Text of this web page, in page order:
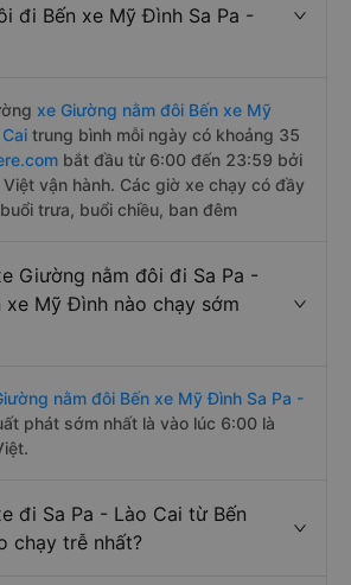
đi Bến xe Mỹ Đình Sa Pa -
xe Giường nằm đôi Bến xe Mỹ
trung bình mỗi ngày có khoảng 35
bắt đầu từ 6:00 đến 23:59 bởi
Việt vận hành. Các giờ xe chạy có đầy
trưa, buổi chiều, ban đêm
Giường nằm đôi đi Sa Pa -
xe Mỹ Đình nào chạy sớm
nằm đôi Bến xe Mỹ Đình Sa Pa -
phát sớm nhất là vào lúc 6:00 là
đi Sa Pa - Lào Cai từ Bến
chạy trễ nhất?